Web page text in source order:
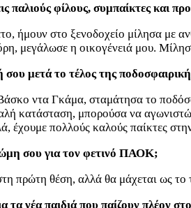
παλιούς φίλους, συμπαίκτες και
ήμουν στο ξενοδοχείο μίλησα με
μεγάλωσε η οικογένειά μου.
σου μετά το τέλος της
ντα Γκάμα, σταμάτησα το
κατάσταση, μπορούσα να
έχουμε πολλούς καλούς παίκτες
σου για τον φετινό ΠΑΟΚ;
πρώτη θέση, αλλά θα μάχεται ως το
τα νέα παιδιά που παίζουν πλέον